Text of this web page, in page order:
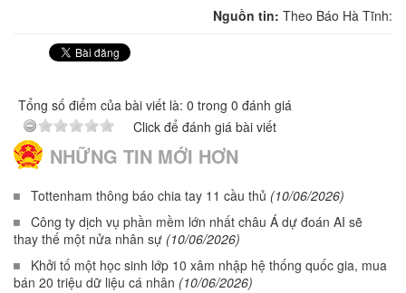
Nguồn tin: Theo Báo Hà Tĩnh:
Tổng số điểm của bài viết là: 0 trong 0 đánh giá
Click để đánh giá bài viết
NHỮNG TIN MỚI HƠN
Tottenham thông báo chia tay 11 cầu thủ (10/06/2026)
Công ty dịch vụ phần mềm lớn nhất châu Á dự đoán AI sẽ
thay thế một nửa nhân sự (10/06/2026)
Khởi tố một học sinh lớp 10 xâm nhập hệ thống quốc gia, mua
bán 20 triệu dữ liệu cá nhân (10/06/2026)